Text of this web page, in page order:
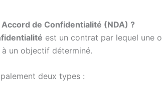
Accord de Confidentialité (NDA) ?
est un contrat par lequel une
à un objectif déterminé.
deux types :